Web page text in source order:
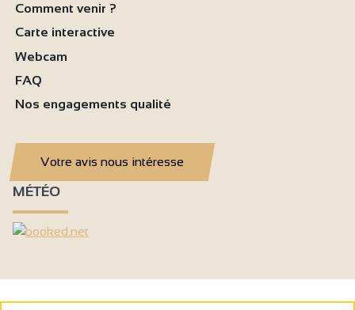
Comment venir ?
Carte interactive
Webcam
FAQ
Nos engagements qualité
Votre avis nous intéresse
MÉTÉO